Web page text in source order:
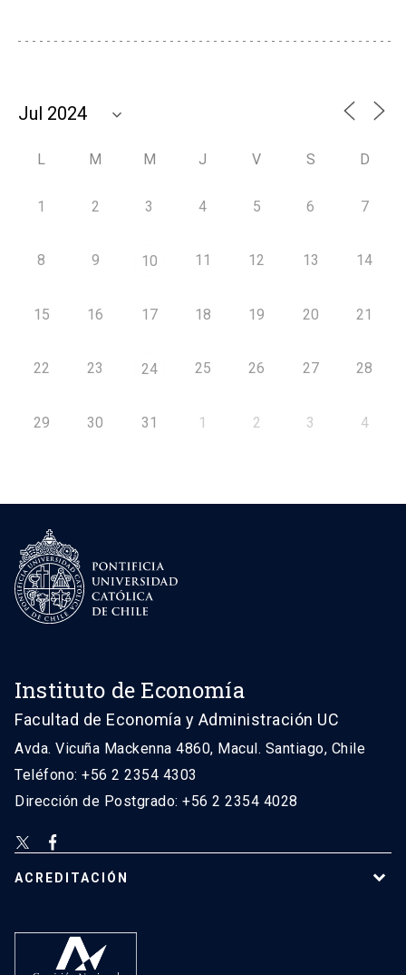
L M M J V S D
1 2 3 4 5 6 7
8 9 10 11 12 13 14
15 16 17 18 19 20 21
22 23 24 25 26 27 28
29 30 31 1 2 3 4
Instituto de Economía
Facultad de Economía y Administración UC
Avda. Vicuña Mackenna 4860, Macul. Santiago, Chile
Teléfono: +56 2 2354 4303
Dirección de Postgrado: +56 2 2354 4028
ACREDITACIÓN